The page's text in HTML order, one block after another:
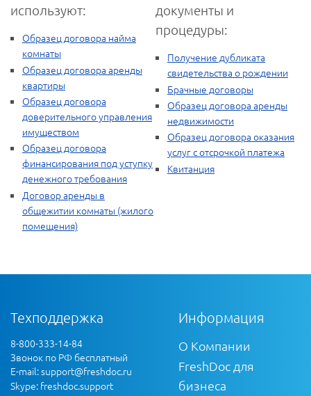
используют:
Образец договора найма
комнаты
Образец договора аренды
квартиры
Образец договора
доверительного управления
имуществом
Образец договора
финансирования под уступку
денежного требования
Договор аренды в
общежитии комнаты (жилого
помещения)
документы и
процедуры:
Получение дубликата
свидетельства о рождении
Брачные договоры
Образец договора аренды
недвижимости
Образец договора оказания
услуг с отсрочкой платежа
Квитанция
Техподдержка
8-800-333-14-84
Звонок по РФ бесплатный
E-mail:support@freshdoc.ru
Skype: freshdoc.support
Информация
О Компании
FreshDoc для
бизнеса